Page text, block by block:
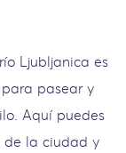
Ljubljanica es
pasear y
Aquí puedes
de la ciudad y